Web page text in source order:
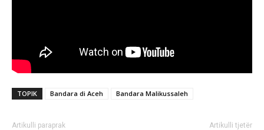
TOPIK Bandara di Aceh Bandara Malikussaleh
Artikulli paraprak Artikulli tjetër